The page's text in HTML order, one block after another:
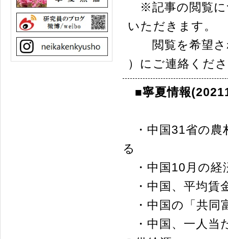
※記事の閲覧に
いただきます。
閲覧を希望さ
）にご連絡くだ
■寧夏情報
・中国31省の農
る
・中国10月の経
・中国、平均賃
・中国の「共同
・中国、一人当